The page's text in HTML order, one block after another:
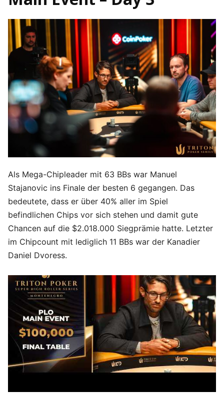
Als Mega-Chipleader mit 63 BBs war Manuel
Stajanovic ins Finale der besten 6 gegangen. Das
bedeutete, dass er über 40% aller im Spiel
befindlichen Chips vor sich stehen und damit gute
Chancen auf die $2.018.000 Siegprämie hatte. Letzter
im Chipcount mit lediglich 11 BBs war der Kanadier
Daniel Dvoress.